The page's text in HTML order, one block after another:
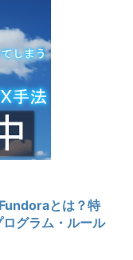
とは？特
グラム・ルール